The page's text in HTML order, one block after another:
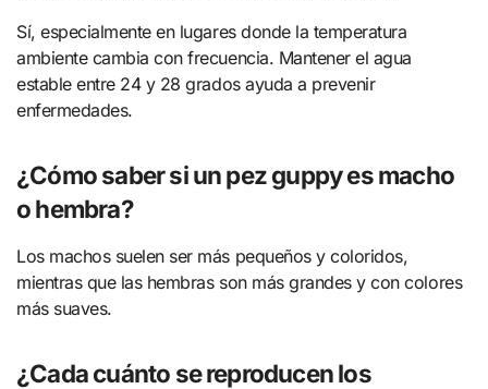
Sí, especialmente en lugares donde la temperatura
ambiente cambia con frecuencia. Mantener el agua
estable entre 24 y 28 grados ayuda a prevenir
enfermedades.
¿Cómo saber si un pez guppy es macho
o hembra?
Los machos suelen ser más pequeños y coloridos,
mientras que las hembras son más grandes y con colores
más suaves.
¿Cada cuánto se reproducen los